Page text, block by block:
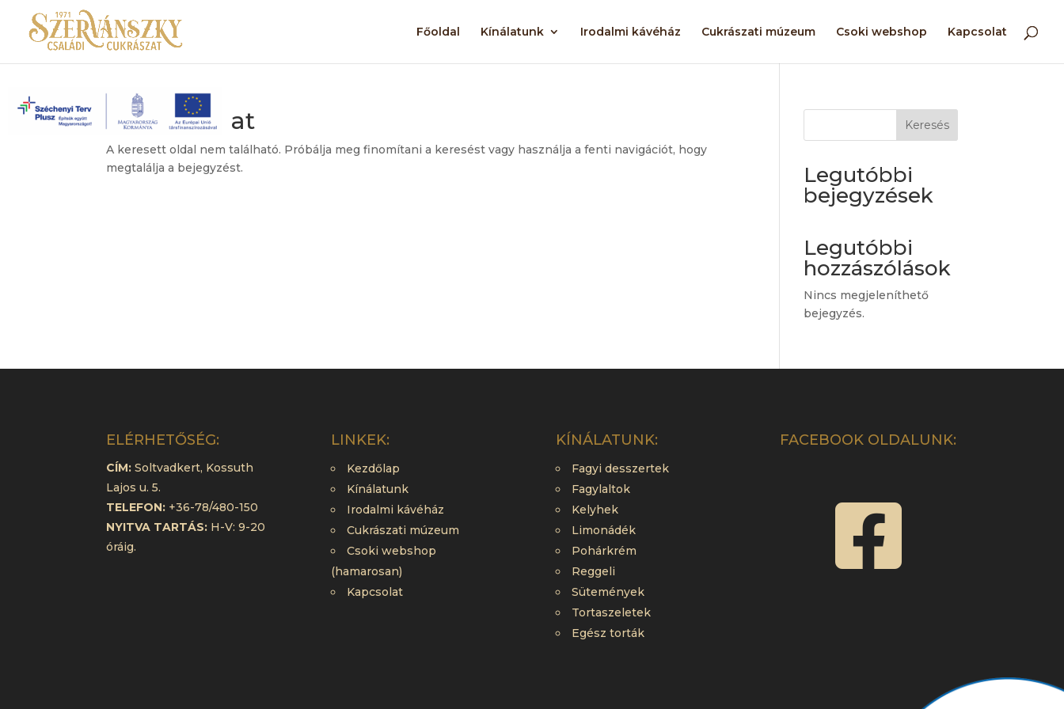
Főoldal Kínálatunk Irodalmi kávéház Cukrászati múzeum Csoki webshop Kapcsolat
Nincs találat
A keresett oldal nem található. Próbálja meg finomítani a keresést vagy használja a fenti navigációt, hogy
megtalálja a bejegyzést.
Keresés
Legutóbbi
bejegyzések
Legutóbbi
hozzászólások
Nincs megjeleníthető
bejegyzés.
ELÉRHETŐSÉG:
CÍM: Soltvadkert, Kossuth
Lajos u. 5.
TELEFON: +36-78/480-150
NYITVA TARTÁS: H-V: 9-20
óráig.
LINKEK:
Kezdőlap
Kínálatunk
Irodalmi kávéház
Cukrászati múzeum
Csoki webshop
(hamarosan)
Kapcsolat
KÍNÁLATUNK:
Fagyi desszertek
Fagylaltok
Kelyhek
Limonádék
Pohárkrém
Reggeli
Sütemények
Tortaszeletek
Egész torták
FACEBOOK OLDALUNK:
